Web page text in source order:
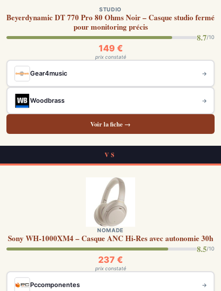
STUDIO
Beyerdynamic DT 770 Pro 80 Ohms Noir – Casque studio fermé
pour monitoring précis
8.7/10
149 €
prix constaté
Gear4music →
Woodbrass →
Voir la fiche →
VS
NOMADE
Sony WH-1000XM4 – Casque ANC Hi-Res avec autonomie 30h
8.5/10
237 €
prix constaté
Pccomponentes →